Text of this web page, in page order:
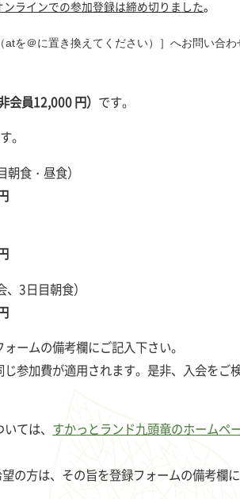
ンラインでの参加登録は締め切りました。
（atを＠に置き換えてください）］へお問い合わ
員12,000 円） です。
。
食・昼食）
3日目朝食）
ームの備考欄にご記入下さい。
参加費が適用されます。是非、入会をご
ては、 すかっとランド九頭竜のホームペ
の方は、その旨を登録フォームの備考欄